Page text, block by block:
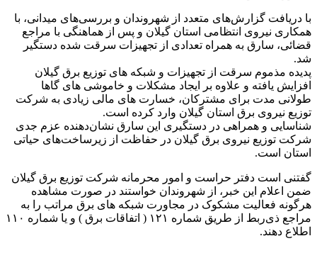
با دریافت گزارش‌های متعدد از شهروندان و بررسی‌های میدانی، با
همکاری نیروی انتظامی استان گیلان و پس از هماهنگی با مراجع
قضائی، سارق به همراه تعدادی از تجهیزات سرقت شده دستگیر
شد.
پدیده مذموم سرقت از تجهیزات و شبکه های توزیع برق گیلان
افزایش یافته و علاوه بر ایجاد مشکلات و خاموشی های گاها
طولانی مدت برای مشترکان، خسارت های مالی زیادی به شرکت
توزیع نیروی برق استان گیلان وارد کرده است.
شناسایی و همراهی در دستگیری این سارق نشان‌دهنده عزم جدی
شرکت توزیع نیروی برق گیلان در حفاظت از زیرساخت‌های حیاتی
استان است.
گفتنی است دفتر حراست و امور محرمانه شرکت توزیع برق گیلان
ضمن اعلام این خبر، از شهروندان خواستند در صورت مشاهده
هرگونه فعالیت مشکوک در مجاورت شبکه های برق مراتب را به
مراجع ذی‌ربط از طریق شماره ۱۲۱ ( اتفاقات برق ) و یا شماره ۱۱۰
اطلاع دهند.